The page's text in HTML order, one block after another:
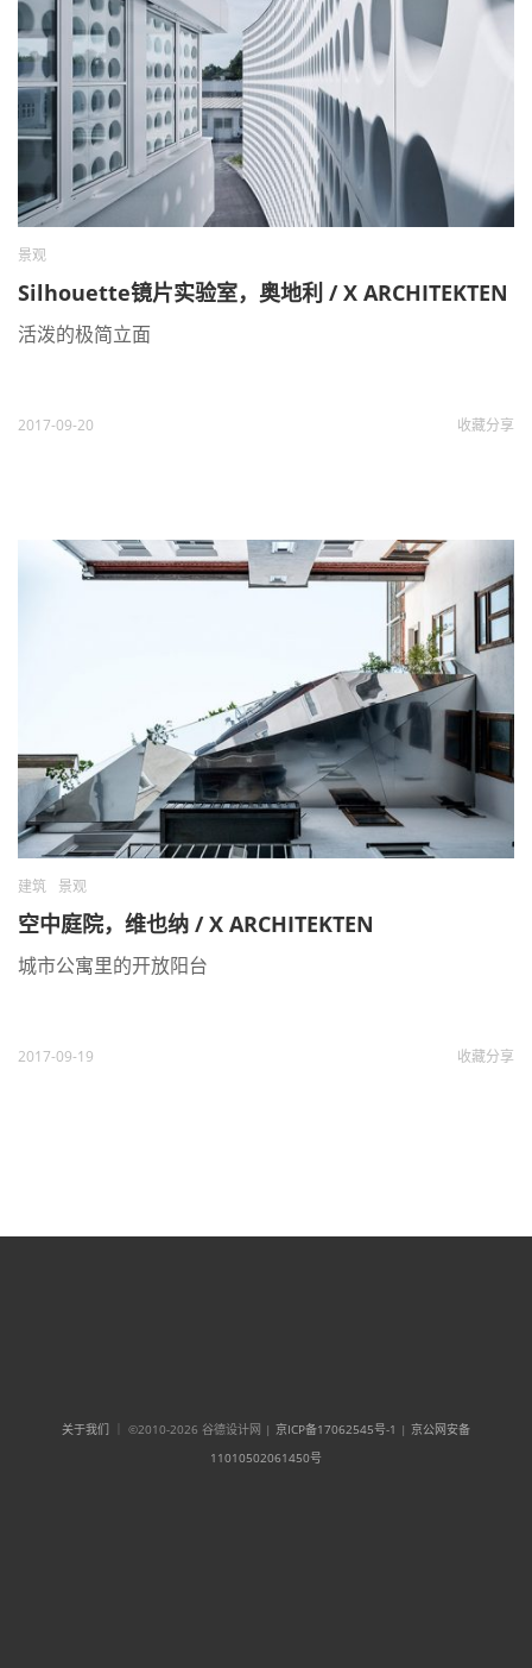
景观
Silhouette镜片实验室，奥地利 / X ARCHITEKTEN
活泼的极简立面
2017-09-20 收藏分享
建筑 景观
空中庭院，维也纳 / X ARCHITEKTEN
城市公寓里的开放阳台
2017-09-19 收藏分享
关于我们 ｜ ©2010-2026 谷德设计网 | 京ICP备17062545号-1 | 京公网安备
11010502061450号